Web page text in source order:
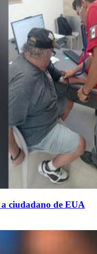
ciudadano de EUA